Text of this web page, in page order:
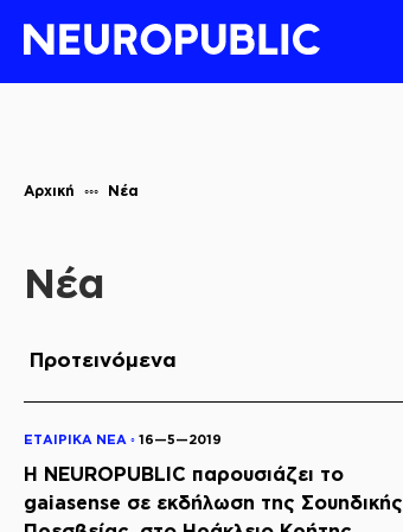
Αρχική Νέα
Νέα
Προτεινόμενα
ΕΤΑΙΡΙΚΑ ΝΕΑ ◦ 16—5—2019
Η NEUROPUBLIC παρουσιάζει το
gaiasense σε εκδήλωση της Σουηδικής